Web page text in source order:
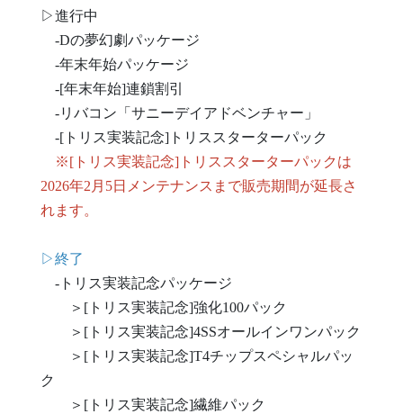
▷進行中
-Dの夢幻劇パッケージ
-年末年始パッケージ
-[年末年始]連鎖割引
-リバコン「サニーデイアドベンチャー」
-[トリス実装記念]トリススターターパック
※[トリス実装記念]トリススターターパックは
2026年2月5日メンテナンスまで販売期間が延長さ
れます。
▷終了
-トリス実装記念パッケージ
＞[トリス実装記念]強化100パック
＞[トリス実装記念]4SSオールインワンパック
＞[トリス実装記念]T4チップスペシャルパッ
ク
＞[トリス実装記念]繊維パック